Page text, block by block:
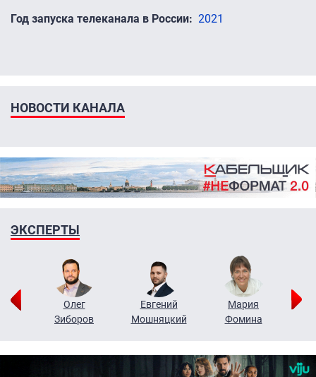
Год запуска телеканала в России 2021
НОВОСТИ КАНАЛА
ЭКСПЕРТЫ
Олег
Зиборов
Евгений
Мошняцкий
Мария
Фомина